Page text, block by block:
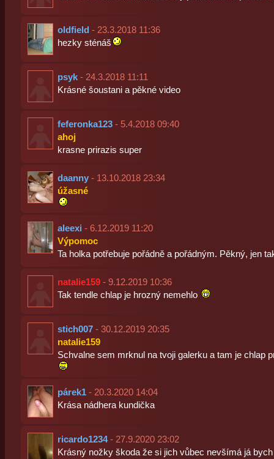
oldfield- 23.3.2018 11:36
hezky sténáš
psyk- 24.3.2018 11:11
Krásné šoustani a pěkné video
feferonka123- 5.4.2018 09:40
ahoj
krasne prirazis super
daanny- 13.10.2018 23:34
úžasné
aleexi - 6.12.2019 11:20
Výpomoc
Ta holka potřebuje pořádně a pořádným. Pěkný, jen
natalie159- 9.12.2019 10:36
Tak tendle chlap je hrozný nemehlo
stich007- 30.12.2019 20:35
natalie159
Schvalne sem mrknul na tvoji galerku a tam je chlap
párek1- 20.3.2020 14:04
Krása nádhera kundička
ricardo1234- 27.9.2020 23:02
Krásný nožky škoda že si jich vůbec nevšímá já